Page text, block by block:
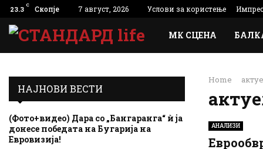
23.3 C Скопје 7 август, 2026 Услови за користење
МК СЦЕНА
Home
АНАЛИЗИ
НАЈНОВИ ВЕСТИ
(Фото+видео) Дара со „Бангаранга“ ѝ ја
донесе победата на Бугарија на
Евровизија!